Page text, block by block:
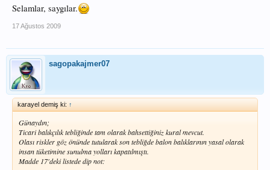
Selamlar, saygılar.
17 Ağustos 2009
sagopakajmer07
karayel demiş ki: ↑
Günaydın;
Ticari balıkçılık tebliğinde tam olarak bahsettiğiniz kural mevcut.
Olası riskler göz önünde tutularak son tebliğde balon balıklarının yasal olarak
insan tüketimine sunulma yolları kapatılmıştı.
Madde 17'deki listede dip not: